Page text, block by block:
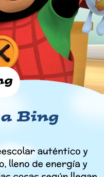
Bing
auténtico y
lleno de energía y